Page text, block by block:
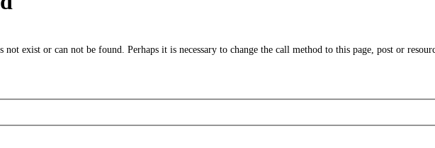
not exist or can not be found. Perhaps it is necessary to change the call method to this page, post or